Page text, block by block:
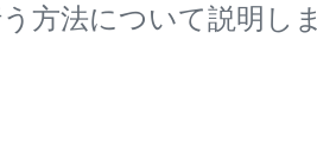
方法について説明しま